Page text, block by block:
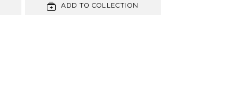
ADD TO COLLECTION